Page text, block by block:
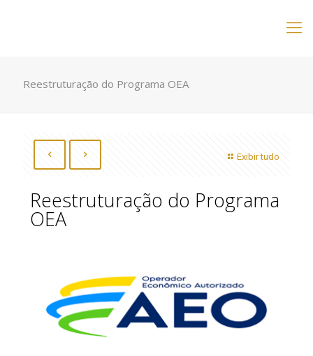
Reestruturação do Programa OEA
Exibir tudo
Reestruturação do Programa
OEA